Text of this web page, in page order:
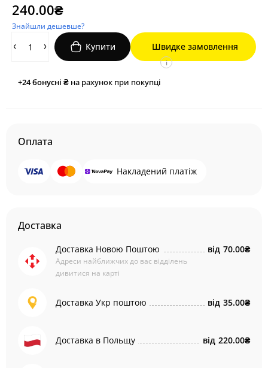
240.00₴
Знайшли дешевше?
Купити Швидке замовлення
+24бонусні ₴ на рахунок при покупці
i
Оплата
Накладений платіж
Доставка
Доставка Новою Поштою
Адреси найближчих до вас відділень
дивитися на карті
від 70.00₴
Доставка Укр поштою від 35.00₴
Доставка в Польщу від 220.00₴